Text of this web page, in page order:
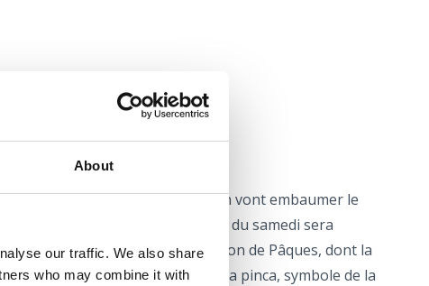
About
our traffic. We also share
who may combine it with
pains traditionnels faits maison vont embaumer le
et Selce pour Pâques. La matinée du samedi sera
gastronomique à l'occasion de Pâques, dont la
traditionnel - la pogača ou la pinca, symbole de la